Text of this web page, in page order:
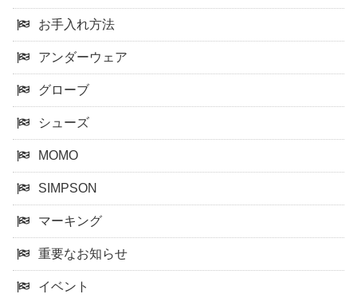
お手入れ方法
アンダーウェア
グローブ
シューズ
MOMO
SIMPSON
マーキング
重要なお知らせ
イベント